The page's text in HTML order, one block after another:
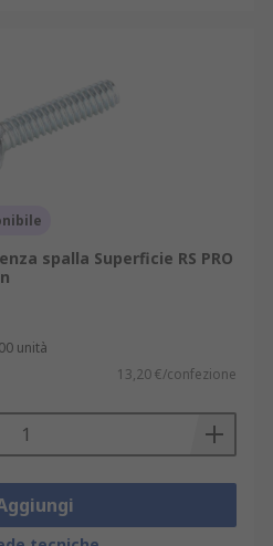
spalla Superficie RS PRO
unità
13,20 €/confezione